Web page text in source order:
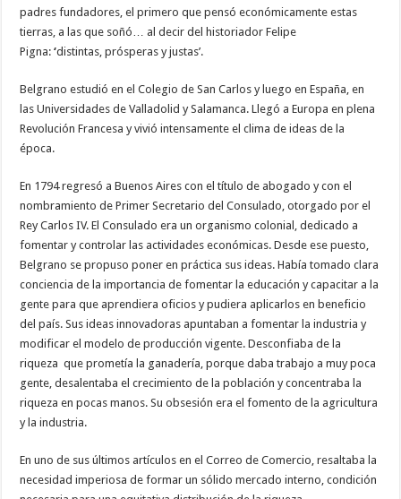
padres fundadores, el primero que pensó económicamente estas
tierras, a las que soñó… al decir del historiador Felipe
Pigna: ‘distintas, prósperas y justas’.
Belgrano estudió en el Colegio de San Carlos y luego en España, en
las Universidades de Valladolid y Salamanca. Llegó a Europa en plena
Revolución Francesa y vivió intensamente el clima de ideas de la
época.
En 1794 regresó a Buenos Aires con el título de abogado y con el
nombramiento de Primer Secretario del Consulado, otorgado por el
Rey Carlos IV. El Consulado era un organismo colonial, dedicado a
fomentar y controlar las actividades económicas. Desde ese puesto,
Belgrano se propuso poner en práctica sus ideas. Había tomado clara
conciencia de la importancia de fomentar la educación y capacitar a la
gente para que aprendiera oficios y pudiera aplicarlos en beneficio
del país. Sus ideas innovadoras apuntaban a fomentar la industria y
modificar el modelo de producción vigente. Desconfiaba de la
riqueza que prometía la ganadería, porque daba trabajo a muy poca
gente, desalentaba el crecimiento de la población y concentraba la
riqueza en pocas manos. Su obsesión era el fomento de la agricultura
y la industria.
En uno de sus últimos artículos en el Correo de Comercio, resaltaba la
necesidad imperiosa de formar un sólido mercado interno, condición